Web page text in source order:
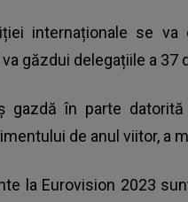
internaționale se va
găzdui delegațiile a 37
gazdă în parte
de anul viitor, a
la Eurovision 2023